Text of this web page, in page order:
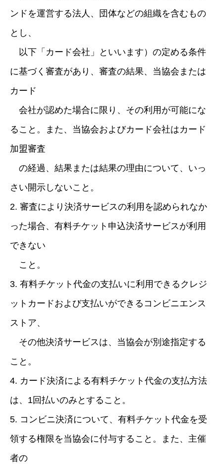
ンドを運営する法人、団体などの組織を含むもの
とし、
以下「カード会社」といいます）の定める条件
に基づく審査があり、審査の結果、当協会または
カード
会社が認めた場合に限り、その利用が可能にな
ること。また、当協会およびカード会社はカード
加盟審査
の経過、結果または結果の理由について、いっ
さい開示しないこと。
2. 審査により決済サービスの利用を認められなか
った場合、有料チケット申込決済サービスが利用
できない
こと。
3. 有料チケット代金の支払いに利用できるクレジ
ットカードおよび支払いができるコンビニエンス
ストア、
その他決済サービスは、当協会が別途指定する
こと。
4. カード決済による有料チケット代金の支払方法
は、1回払いのみとすること。
5. コンビニ決済について、有料チケット代金を受
領する権限を当協会に付与すること。また、主催
者の